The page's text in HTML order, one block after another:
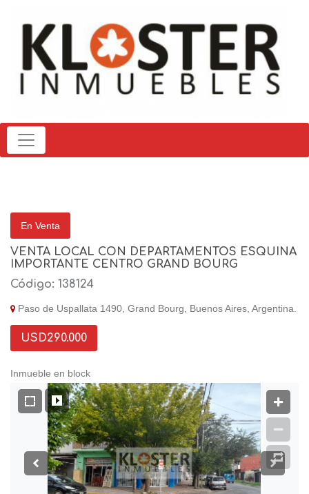
En Venta
VENTA LOCAL CON DEPARTAMENTOS ESQUINA
IMPORTANTE CENTRO GRAND BOURG
Código: 138124
Paso de Uspallata 1490, Grand Bourg, Buenos Aires, Argentina.
USD290.000
Inmueble en block